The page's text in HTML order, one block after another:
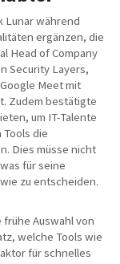
Lunar während
ergänzen, die
Head of Company
Security Layers,
Meet mit
Zudem bestätigte
um IT-Talente
die
Dies müsse nicht
für seine
zu entscheiden.
Auswahl von
welche Tools wie
für schnelles